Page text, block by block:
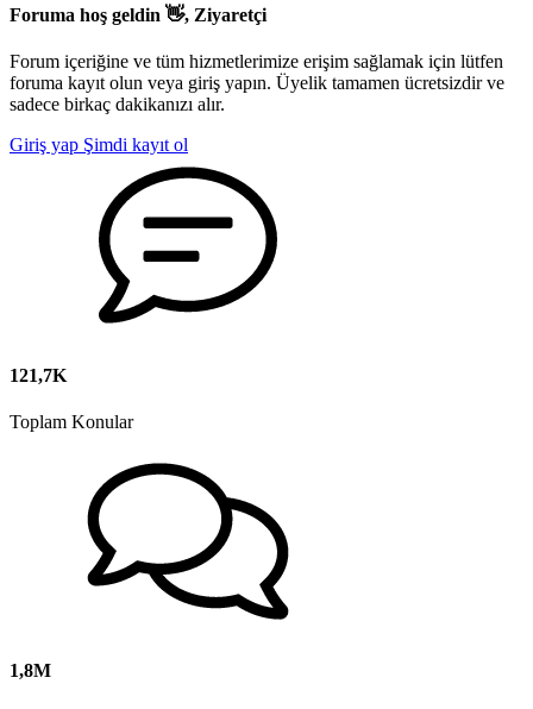
Foruma hoş geldin 👋, Ziyaretçi
Forum içeriğine ve tüm hizmetlerimize erişim sağlamak için lütfen
foruma kayıt olun veya giriş yapın. Üyelik tamamen ücretsizdir ve
sadece birkaç dakikanızı alır.
Giriş yap Şimdi kayıt ol
121,7K
Toplam Konular
1,8M